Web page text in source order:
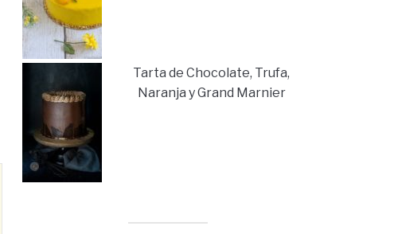
Tarta de Chocolate, Trufa,
Naranja y Grand Marnier